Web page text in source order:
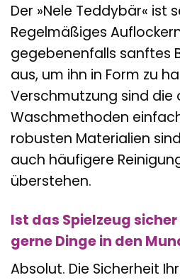
Der »Nele Teddybär« ist
Regelmäßiges
gegebenenfalls sanftes
aus, um ihn in Form zu
Verschmutzung sind
Waschmethoden
robusten Materialien
auch häufigere
überstehen.
Ist das Spielzeug
gerne Dinge in den
Absolut. Die Sicherheit